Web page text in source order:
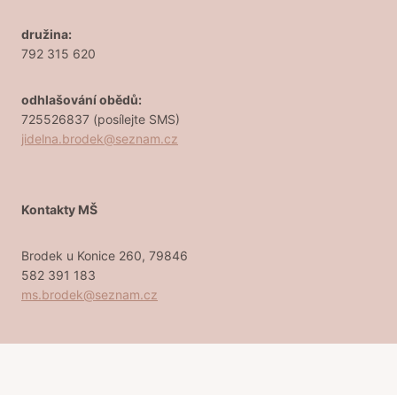
družina:
792 315 620
odhlašování obědů:
725526837 (posílejte SMS)
jidelna.brodek@seznam.cz
Kontakty MŠ
Brodek u Konice 260, 79846
582 391 183
ms.brodek@seznam.cz